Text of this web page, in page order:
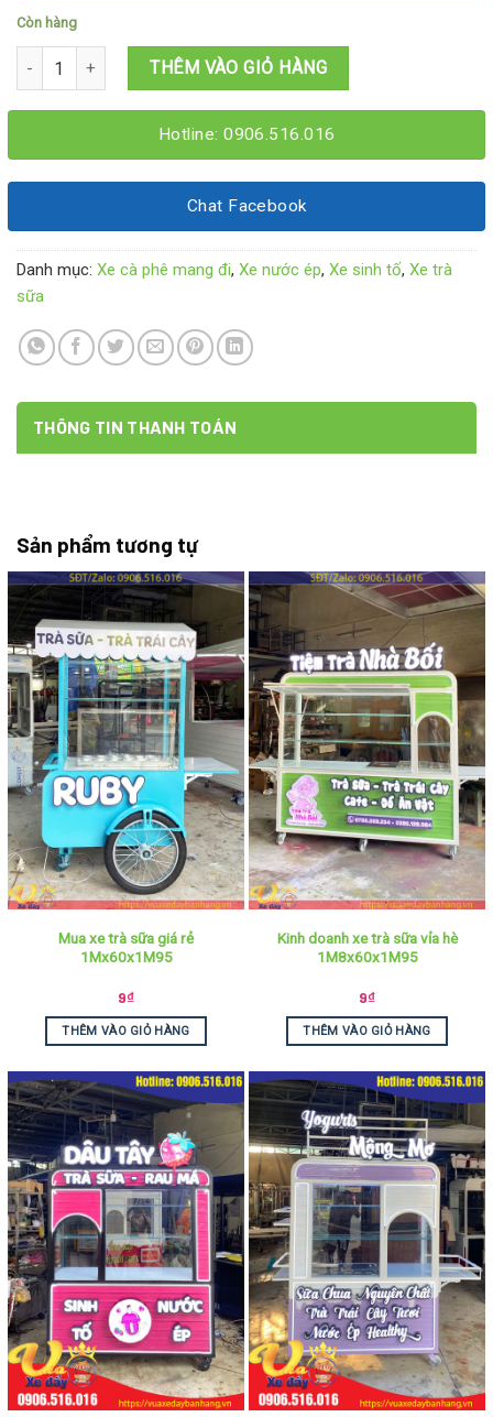
Còn hàng
Xe cafe trà sữa sinh tố nước ép 1M8x60x1M95 số lượng
THÊM VÀO GIỎ HÀNG
Hotline: 0906.516.016
Chat Facebook
Danh mục: Xe cà phê mang đi, Xe nước ép, Xe sinh tố, Xe trà
sữa
THÔNG TIN THANH TOÁN
Sản phẩm tương tự
Mua xe trà sữa giá rẻ
1Mx60x1M95
9₫
THÊM VÀO GIỎ HÀNG
Kinh doanh xe trà sữa vỉa hè
1M8x60x1M95
9₫
THÊM VÀO GIỎ HÀNG